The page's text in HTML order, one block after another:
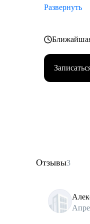
Развернуть
Отзывы3